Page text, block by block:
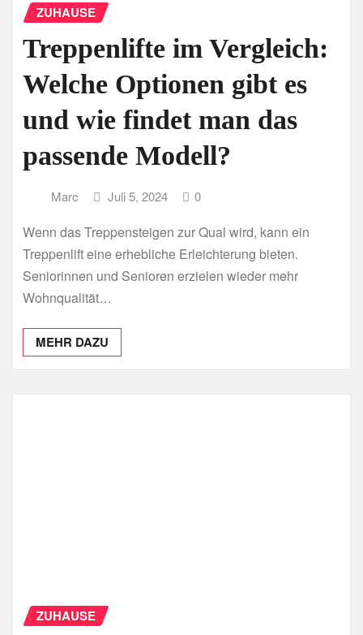
ZUHAUSE
Treppenlifte im Vergleich:
Welche Optionen gibt es
und wie findet man das
passende Modell?
Marc Juli 5, 2024 0
Wenn das Treppensteigen zur Qual wird, kann ein
Treppenlift eine erhebliche Erleichterung bieten.
Seniorinnen und Senioren erzielen wieder mehr
Wohnqualität…
MEHR DAZU
ZUHAUSE